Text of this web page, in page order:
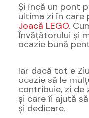
Și încă un pont
ultima zi în care
Joacă LEGO.
Învățătorului și
ocazie bună
Iar dacă tot e
ocazie să le
contribuie, zi de
și care îi ajută
și dedicare.